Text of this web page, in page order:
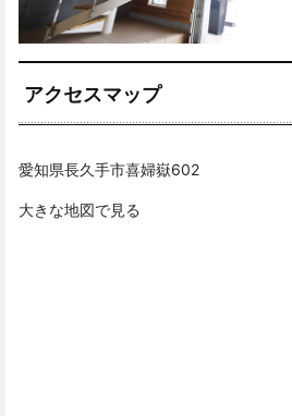
アクセスマップ
愛知県長久手市喜婦嶽602
大きな地図で見る